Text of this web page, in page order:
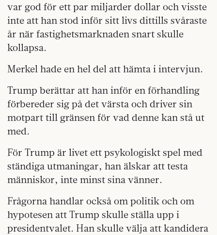
var god för ett par miljarder dollar och visste
inte att han stod inför sitt livs dittills svåraste
år när fastighetsmarknaden snart skulle
kollapsa.
Merkel hade en hel del att hämta i intervjun.
Trump berättar att han inför en förhandling
förbereder sig på det värsta och driver sin
motpart till gränsen för vad denne kan stå ut
med.
För Trump är livet ett psykologiskt spel med
ständiga utmaningar, han älskar att testa
människor, inte minst sina vänner.
Frågorna handlar också om politik och om
hypotesen att Trump skulle ställa upp i
presidentvalet. Han skulle välja att kandidera